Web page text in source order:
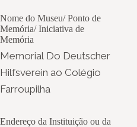
Nome do Museu/ Ponto de
Memória/ Iniciativa de
Memória
Memorial Do Deutscher
Hilfsverein ao Colégio
Farroupilha
Endereço da Instituição ou da